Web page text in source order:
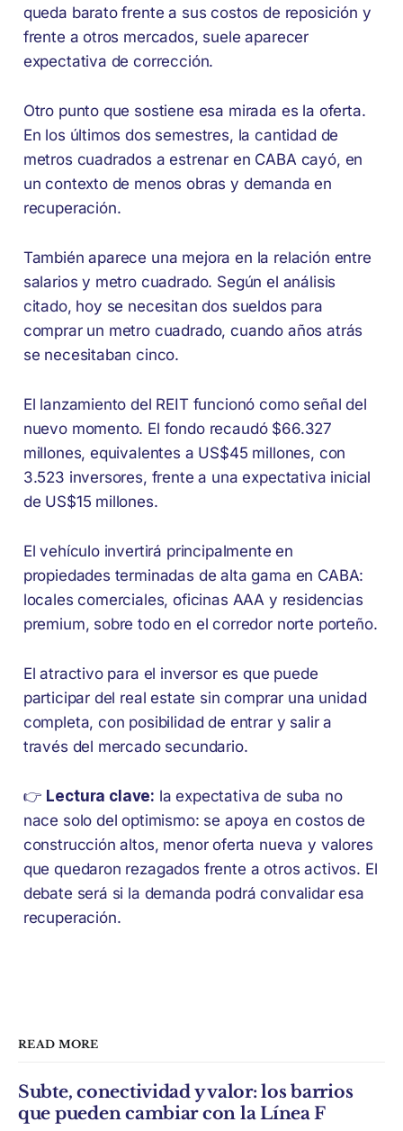
queda barato frente a sus costos de reposición y
frente a otros mercados, suele aparecer
expectativa de corrección.
Otro punto que sostiene esa mirada es la oferta.
En los últimos dos semestres, la cantidad de
metros cuadrados a estrenar en CABA cayó, en
un contexto de menos obras y demanda en
recuperación.
También aparece una mejora en la relación entre
salarios y metro cuadrado. Según el análisis
citado, hoy se necesitan dos sueldos para
comprar un metro cuadrado, cuando años atrás
se necesitaban cinco.
El lanzamiento del REIT funcionó como señal del
nuevo momento. El fondo recaudó $66.327
millones, equivalentes a US$45 millones, con
3.523 inversores, frente a una expectativa inicial
de US$15 millones.
El vehículo invertirá principalmente en
propiedades terminadas de alta gama en CABA:
locales comerciales, oficinas AAA y residencias
premium, sobre todo en el corredor norte porteño.
El atractivo para el inversor es que puede
participar del real estate sin comprar una unidad
completa, con posibilidad de entrar y salir a
través del mercado secundario.
👉 Lectura clave: la expectativa de suba no
nace solo del optimismo: se apoya en costos de
construcción altos, menor oferta nueva y valores
que quedaron rezagados frente a otros activos. El
debate será si la demanda podrá convalidar esa
recuperación.
READ MORE
Subte, conectividad y valor: los barrios
que pueden cambiar con la Línea F